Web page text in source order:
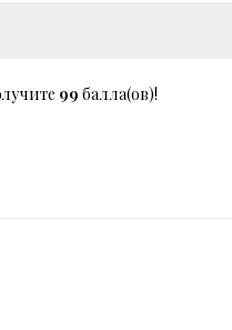
99 балла(ов)!